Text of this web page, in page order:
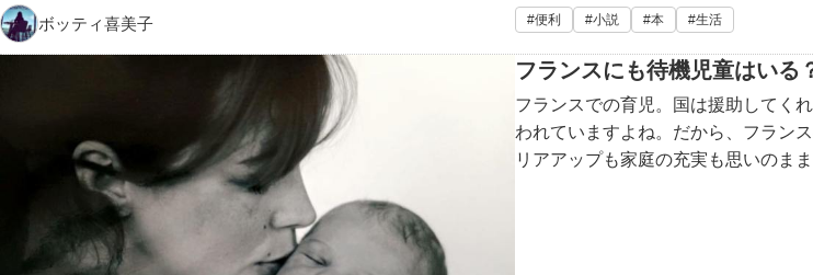
ボッティ喜美子 便利 小説 本 生活
フランスにも待機児童はいる
フランスでの育児。国は援助してく
われていますよね。だから、フラン
リアアップも家庭の充実も思いの